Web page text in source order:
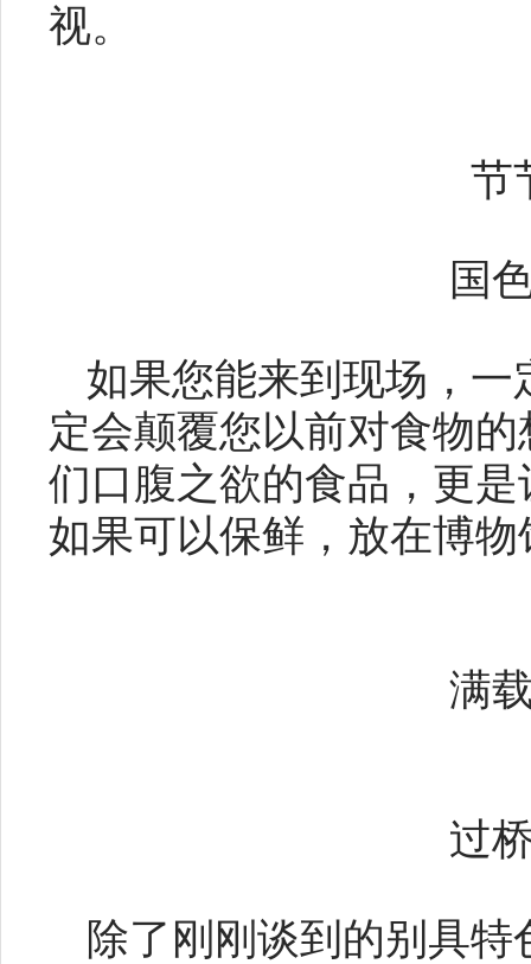
视。
节
国
如果您能来到现场，
定会颠覆您以前对食物
们口腹之欲的食品，更
如果可以保鲜，放在博
满
过
除了刚刚谈到的别具